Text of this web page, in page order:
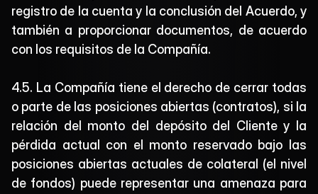
registro de la cuenta y la conclusión del Acuerdo, y
también a proporcionar documentos, de acuerdo
con los requisitos de la Compañía.
4.5. La Compañía tiene el derecho de cerrar todas
o parte de las posiciones abiertas (contratos), si la
relación del monto del depósito del Cliente y la
pérdida actual con el monto reservado bajo las
posiciones abiertas actuales de colateral (el nivel
de fondos) puede representar una amenaza para